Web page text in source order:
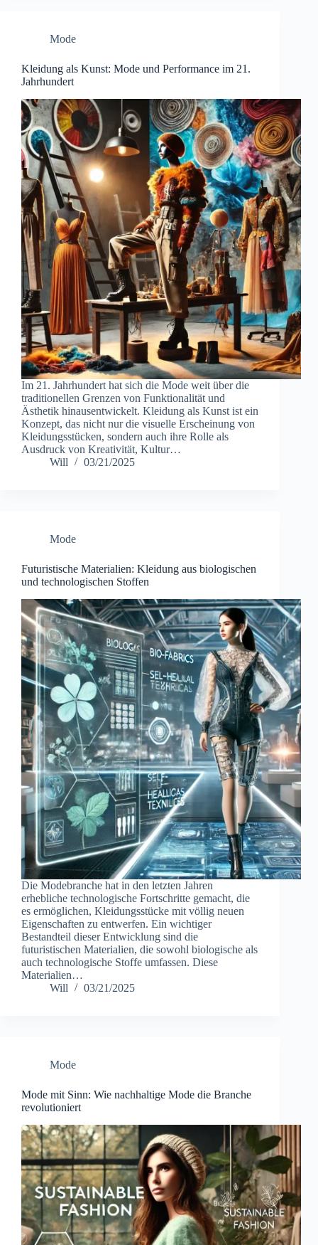
Mode
Kleidung als Kunst: Mode und Performance im 21.
Jahrhundert
Im 21. Jahrhundert hat sich die Mode weit über die
traditionellen Grenzen von Funktionalität und
Ästhetik hinausentwickelt. Kleidung als Kunst ist ein
Konzept, das nicht nur die visuelle Erscheinung von
Kleidungsstücken, sondern auch ihre Rolle als
Ausdruck von Kreativität, Kultur…
Will
03/21/2025
Mode
Futuristische Materialien: Kleidung aus biologischen
und technologischen Stoffen
Die Modebranche hat in den letzten Jahren
erhebliche technologische Fortschritte gemacht, die
es ermöglichen, Kleidungsstücke mit völlig neuen
Eigenschaften zu entwerfen. Ein wichtiger
Bestandteil dieser Entwicklung sind die
futuristischen Materialien, die sowohl biologische als
auch technologische Stoffe umfassen. Diese
Materialien…
Will
03/21/2025
Mode
Mode mit Sinn: Wie nachhaltige Mode die Branche
revolutioniert